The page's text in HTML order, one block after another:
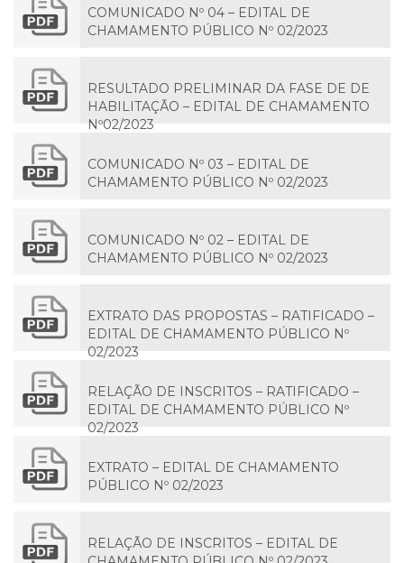
COMUNICADO Nº 04 – EDITAL DE
CHAMAMENTO PÚBLICO Nº 02/2023
RESULTADO PRELIMINAR DA FASE DE DE
HABILITAÇÃO – EDITAL DE CHAMAMENTO
Nº02/2023
COMUNICADO Nº 03 – EDITAL DE
CHAMAMENTO PÚBLICO Nº 02/2023
COMUNICADO Nº 02 – EDITAL DE
CHAMAMENTO PÚBLICO Nº 02/2023
EXTRATO DAS PROPOSTAS – RATIFICADO –
EDITAL DE CHAMAMENTO PÚBLICO Nº
02/2023
RELAÇÃO DE INSCRITOS – RATIFICADO –
EDITAL DE CHAMAMENTO PÚBLICO Nº
02/2023
EXTRATO – EDITAL DE CHAMAMENTO
PÚBLICO Nº 02/2023
RELAÇÃO DE INSCRITOS – EDITAL DE